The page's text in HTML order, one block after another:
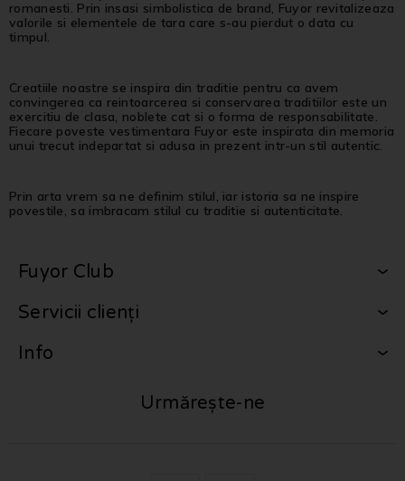
romanesti. Prin insasi simbolistica de brand, Fuyor revitalizeaza
valorile si elementele de tara care s-au pierdut o data cu
timpul.
Creatiile noastre se inspira din traditie pentru ca avem
convingerea ca reintoarcerea si conservarea traditiilor este un
exercitiu de clasa, noblete cat si o forma de responsabilitate.
Fiecare poveste vestimentara Fuyor este inspirata din memoria
unui trecut indepartat si adusa in prezent intr-un stil autentic.
Prin arta vrem sa ne definim stilul, iar istoria sa ne inspire
povestile, sa imbracam stilul cu traditie si autenticitate.
Fuyor Club
Servicii clienți
Info
Urmărește-ne